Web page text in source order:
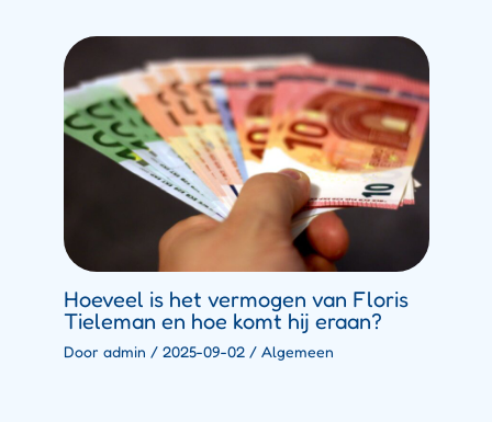
Hoeveel is het vermogen van Floris
Tieleman en hoe komt hij eraan?
Door admin / 2025-09-02 / Algemeen